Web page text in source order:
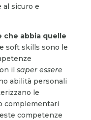
al sicuro e
che abbia quelle
soft skills sono le
il saper essere
abilità personali
le
complementari
competenze